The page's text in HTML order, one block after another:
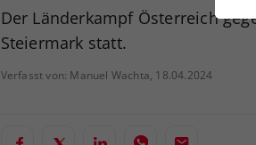
Der Länderkampf Österreich
Steiermark statt.
Verfasst von: Manuel Wachta, 18.04.2024